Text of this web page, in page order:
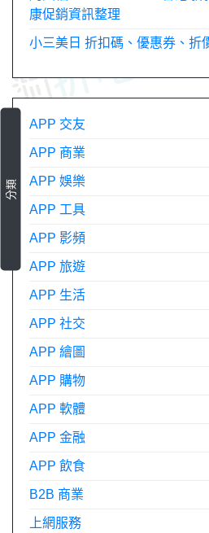
康促銷資訊整理
小三美日 折扣碼、優惠券、折
分類
APP 交友
APP 商業
APP 娛樂
APP 工具
APP 影頻
APP 旅遊
APP 生活
APP 社交
APP 繪圖
APP 購物
APP 軟體
APP 金融
APP 飲食
B2B 商業
上網服務